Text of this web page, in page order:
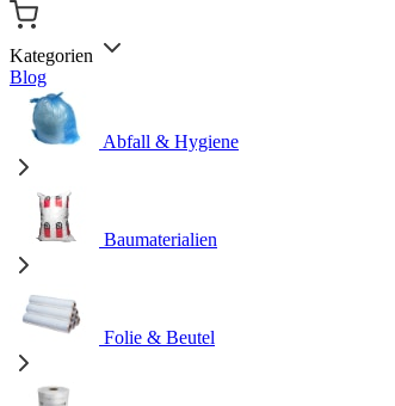
Kategorien
Blog
Abfall & Hygiene
Baumaterialien
Folie & Beutel